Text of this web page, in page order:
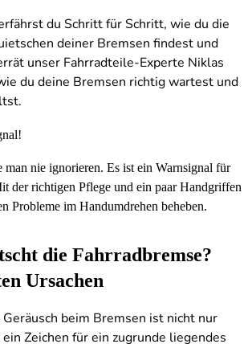
du Schritt für Schritt, wie du die
deiner Bremsen findest und
unser Fahrradteile-Experte Niklas
du deine Bremsen richtig wartest und
man nie ignorieren. Es ist ein Warnsignal für
der richtigen Pflege und ein paar Handgriffen
Probleme im Handumdrehen beheben.
die Fahrradbremse?
Ursachen
Geräusch beim Bremsen ist nicht nur
Zeichen für ein zugrunde liegendes